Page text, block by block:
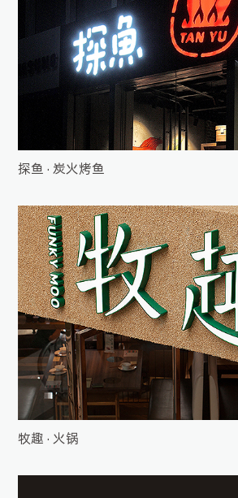
探鱼 · 炭火烤鱼
牧趣 · 火锅